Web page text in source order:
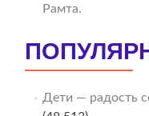
Рамта.
Дети — радость